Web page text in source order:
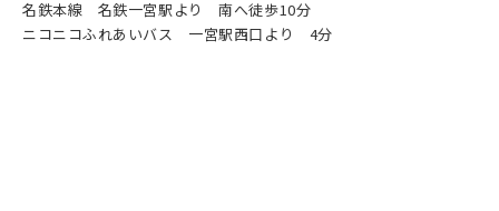
名鉄本線 名鉄一宮駅より 南へ徒歩10分
ニコニコふれあいバス 一宮駅西口より 4分